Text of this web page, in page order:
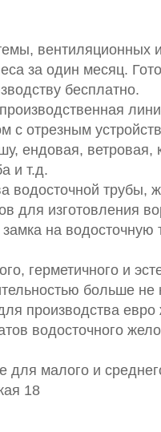
за один месяц.
бесплатно.
отрезным
ендовая, ветровая,
и т.д.
водосточной трубы,
для изготовления
на водосточную
герметичного и
больше
производства
водосточного
для малого и
18